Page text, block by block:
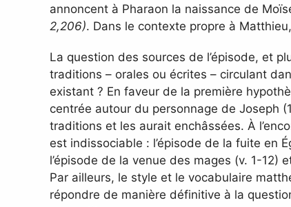
annoncent à Pharaon la naissance de
2,206). Dans le contexte propre à
La question des sources de l’épisode, et
traditions – orales ou écrites – circulant
existant ? En faveur de la première
centrée autour du personnage de Joseph
traditions et les aurait enchâssées. À
est indissociable : l’épisode de la fuite en
l’épisode de la venue des mages (v. 1-12)
Par ailleurs, le style et le vocabulaire
répondre de manière définitive à la